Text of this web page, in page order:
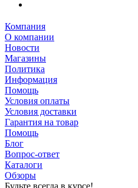
Компания
О компании
Новости
Магазины
Политика
Информация
Помощь
Условия оплаты
Условия доставки
Гарантия на товар
Помощь
Блог
Вопрос-ответ
Каталоги
Обзоры
Будьте всегда в курсе!